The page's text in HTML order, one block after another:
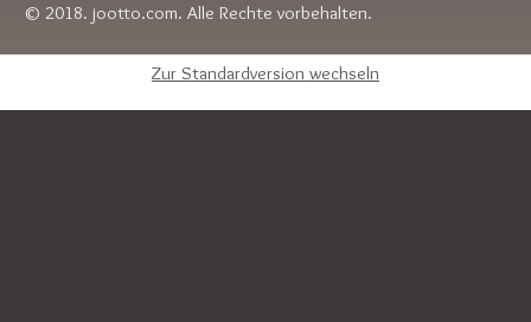
© 2018. jootto.com. Alle Rechte vorbehalten.
Zur Standardversion wechseln